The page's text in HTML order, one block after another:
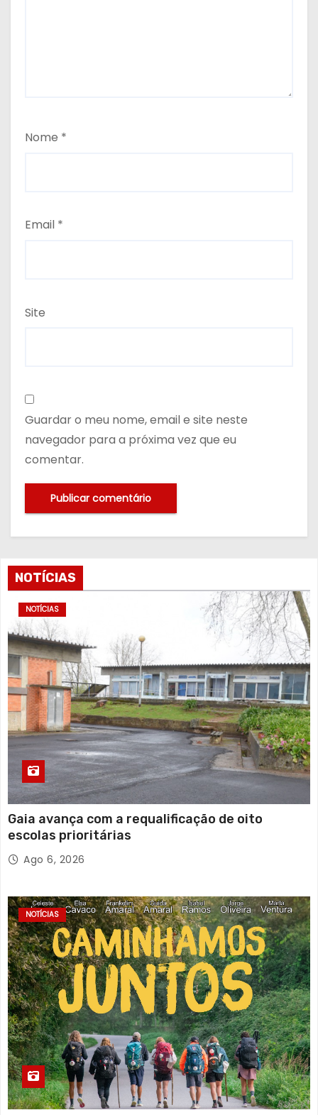
Nome *
Email *
Site
Guardar o meu nome, email e site neste
navegador para a próxima vez que eu
comentar.
NOTÍCIAS
NOTÍCIAS
Gaia avança com a requalificação de oito
escolas prioritárias
Ago 6, 2026
NOTÍCIAS